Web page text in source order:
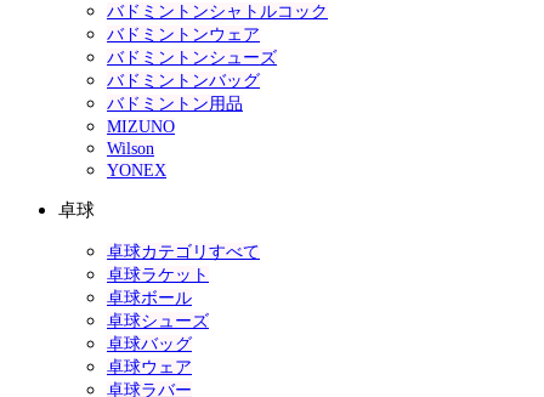
バドミントンシャトルコック
バドミントンウェア
バドミントンシューズ
バドミントンバッグ
バドミントン用品
MIZUNO
Wilson
YONEX
卓球
卓球カテゴリすべて
卓球ラケット
卓球ボール
卓球シューズ
卓球バッグ
卓球ウェア
卓球ラバー